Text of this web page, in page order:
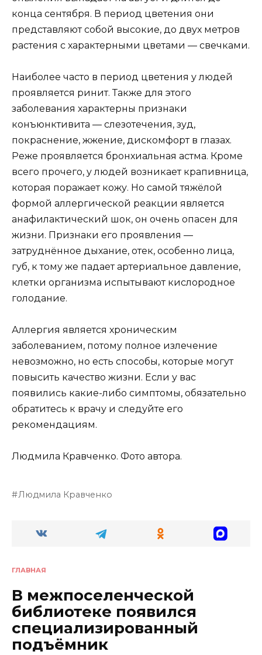
конца сентября. В период цветения они
представляют собой высокие, до двух метров
растения с характерными цветами — свечками.
Наиболее часто в период цветения у людей
проявляется ринит. Также для этого
заболевания характерны признаки
конъюнктивита — слезотечения, зуд,
покраснение, жжение, дискомфорт в глазах.
Реже проявляется бронхиальная астма. Кроме
всего прочего, у людей возникает крапивница,
которая поражает кожу. Но самой тяжёлой
формой аллергической реакции является
анафилактический шок, он очень опасен для
жизни. Признаки его проявления —
затруднённое дыхание, отек, особенно лица,
губ, к тому же падает артериальное давление,
клетки организма испытывают кислородное
голодание.
Аллергия является хроническим
заболеванием, потому полное излечение
невозможно, но есть способы, которые могут
повысить качество жизни. Если у вас
появились какие-либо симптомы, обязательно
обратитесь к врачу и следуйте его
рекомендациям.
Людмила Кравченко. Фото автора.
Людмила Кравченко
ГЛАВНАЯ
В межпоселенческой
библиотеке появился
специализированный
подъёмник